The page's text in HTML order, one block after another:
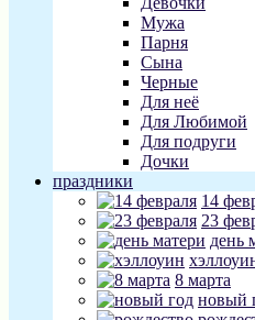
Мужа
Парня
Сына
Черные
Для неё
Для Любимой
Для подруги
Дочки
праздники
14
23
день
8 марта
новый